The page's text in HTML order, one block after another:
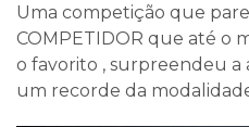
Uma competição que
COMPETIDOR que até o
o favorito , surpreendeu a
um recorde da